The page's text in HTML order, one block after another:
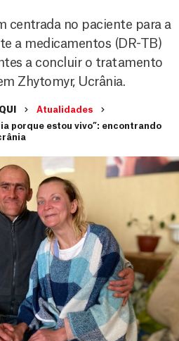
centrada no paciente para a
a medicamentos (DR-TB)
a concluir o tratamento
Zhytomyr, Ucrânia.
Atualidades
porque estou vivo”: encontrando